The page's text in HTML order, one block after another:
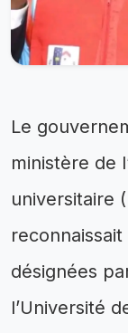
Le
ministère de
universitaire
désignées
l’Université